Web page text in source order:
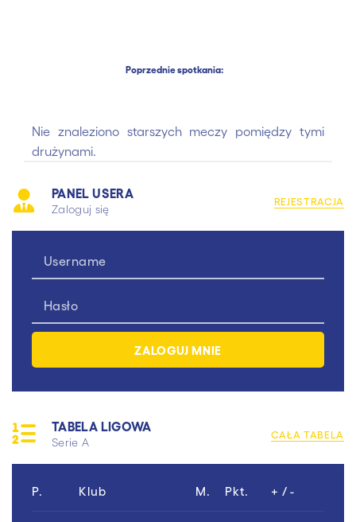
PANEL USERA
Zaloguj się
REJESTRACJA
TABELA LIGOWA
Serie A
CAŁA TABELA
P. Klub M. Pkt. + / -
Poprzednie spotkania:
Nie znaleziono starszych meczy pomiędzy tymi
drużynami.